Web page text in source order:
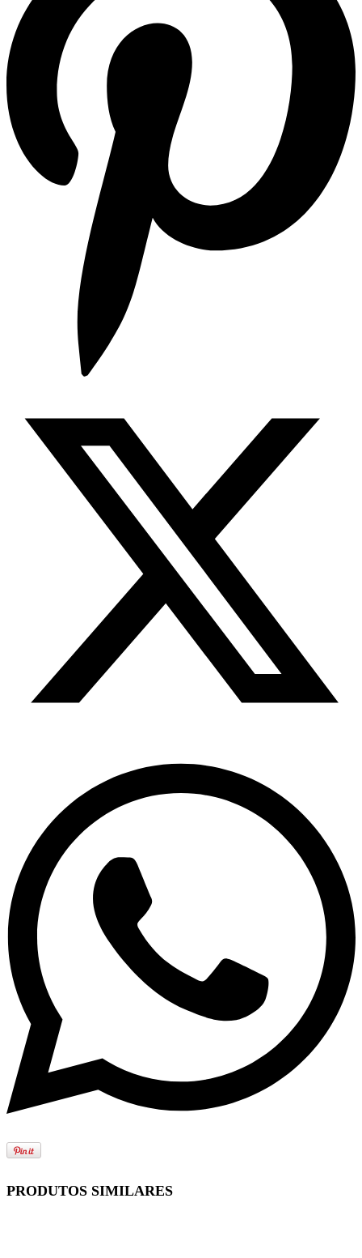
PRODUTOS SIMILARES